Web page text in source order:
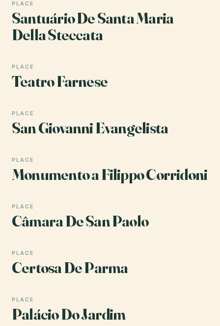
PLACE
Santuário De Santa Maria
Della Steccata
PLACE
Teatro Farnese
PLACE
San Giovanni Evangelista
PLACE
Monumento a Filippo Corridoni
PLACE
Câmara De San Paolo
PLACE
Certosa De Parma
PLACE
Palácio Do Jardim